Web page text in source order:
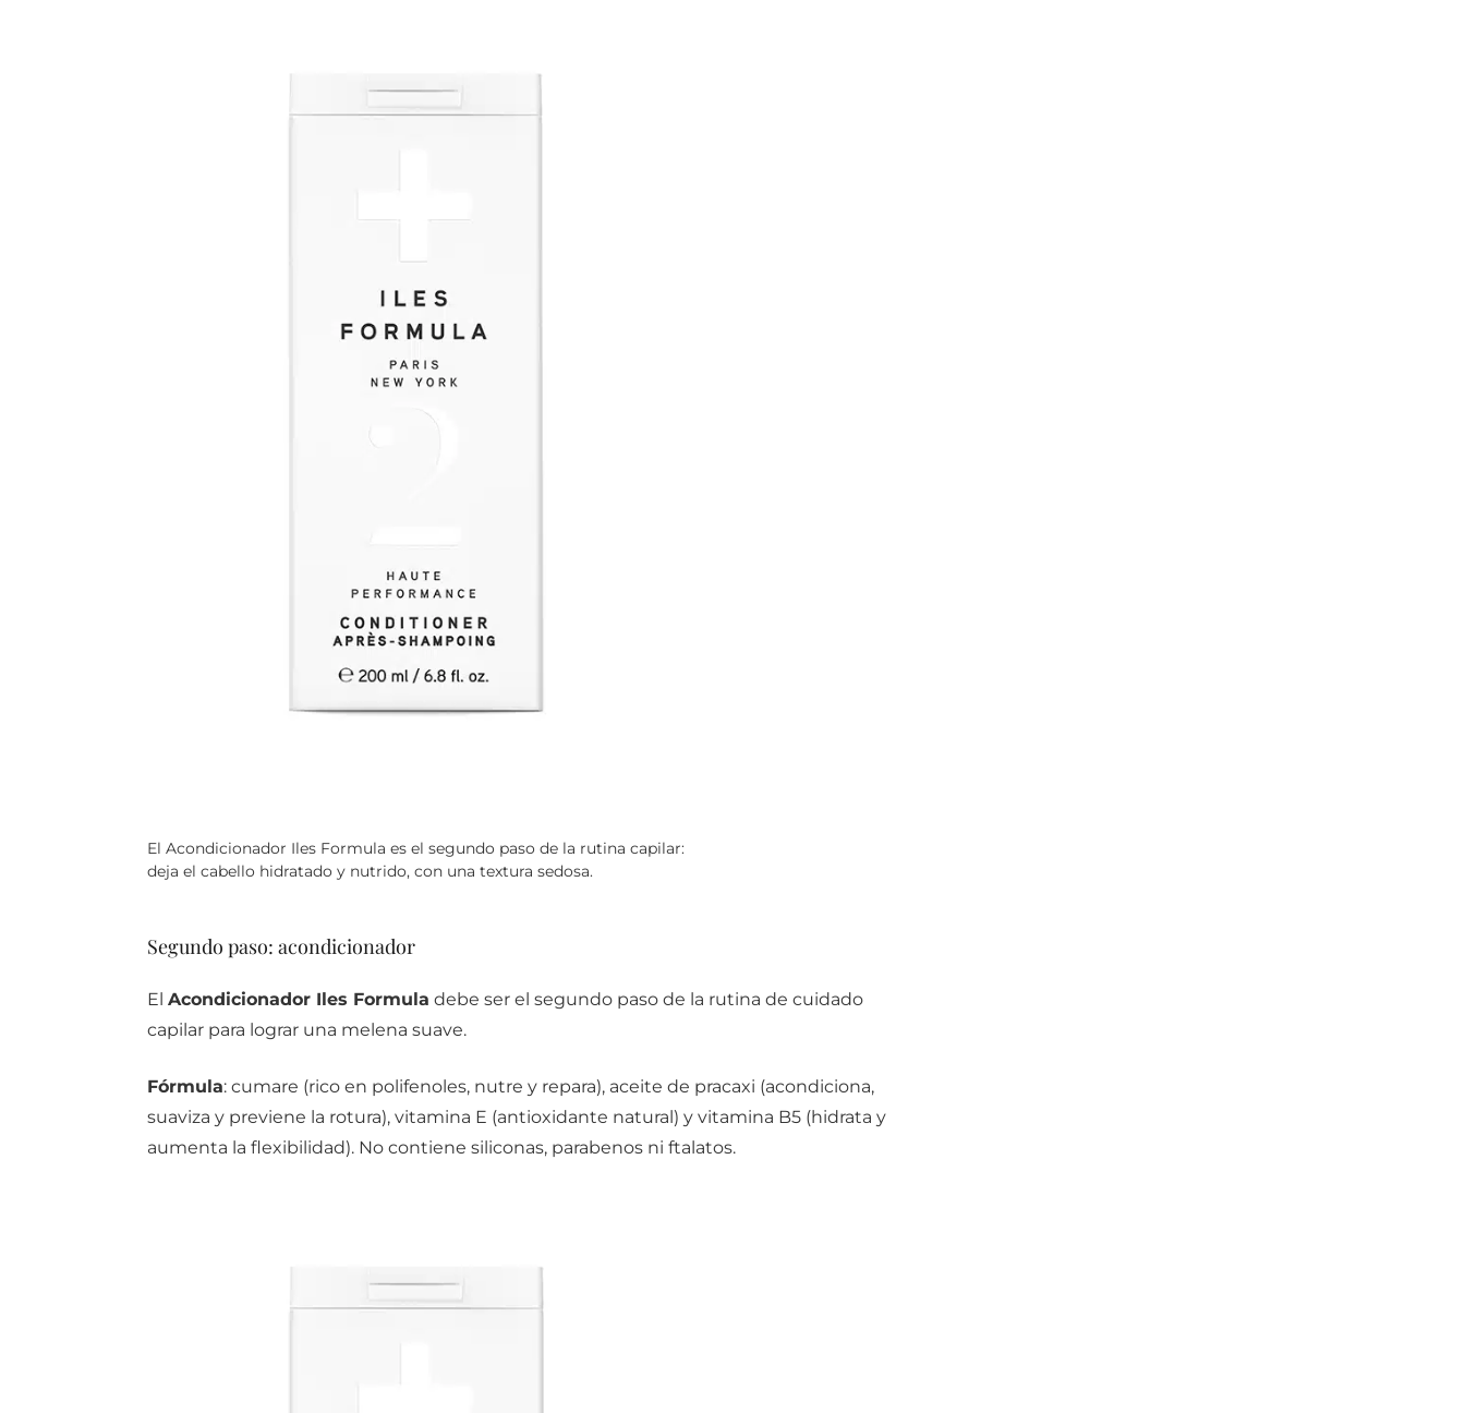
El Acondicionador Iles Formula es el segundo paso de la rutina capilar:
deja el cabello hidratado y nutrido, con una textura sedosa.
Segundo paso: acondicionador
El Acondicionador Iles Formula debe ser el segundo paso de la rutina de cuidado
capilar para lograr una melena suave.
Fórmula: cumare (rico en polifenoles, nutre y repara), aceite de pracaxi (acondiciona,
suaviza y previene la rotura), vitamina E (antioxidante natural) y vitamina B5 (hidrata y
aumenta la flexibilidad). No contiene siliconas, parabenos ni ftalatos.